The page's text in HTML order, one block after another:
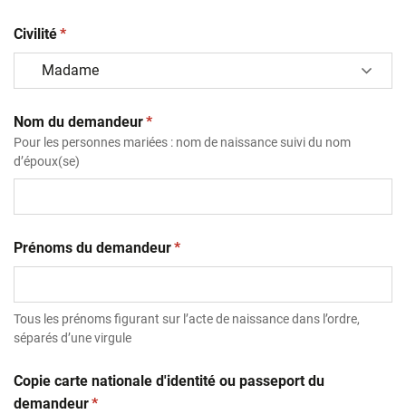
Civilité(obligatoire)
*
Nom du demandeur(obligatoire)
*
Pour les personnes mariées : nom de naissance suivi du nom
d’époux(se)
Prénoms du demandeur(obligatoire)
*
Tous les prénoms figurant sur l’acte de naissance dans l’ordre,
séparés d’une virgule
Copie carte nationale d'identité ou passeport du
demandeur(obligatoire)
*